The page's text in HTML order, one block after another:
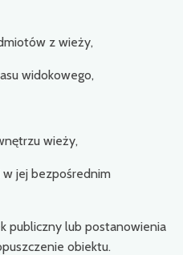
z wieży,
widokowego,
wieży,
jej bezpośrednim
publiczny lub postanowienia
obiektu.